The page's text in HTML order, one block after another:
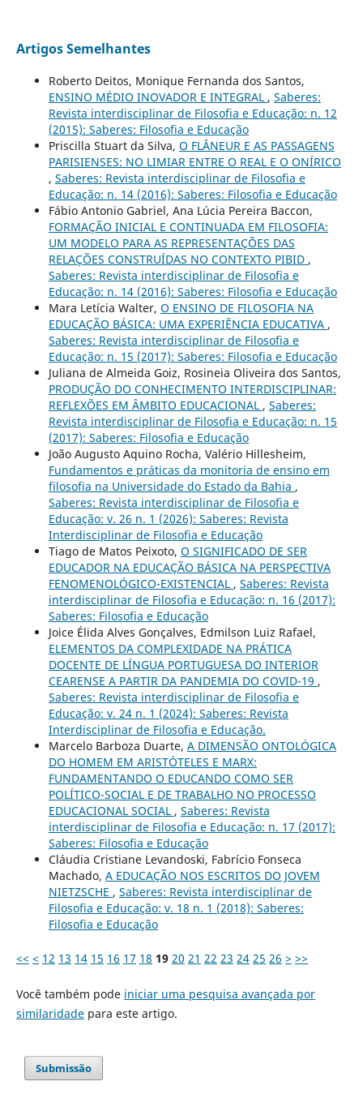
Artigos Semelhantes
Roberto Deitos, Monique Fernanda dos Santos,
ENSINO MÉDIO INOVADOR E INTEGRAL , Saberes:
Revista interdisciplinar de Filosofia e Educação: n. 12
(2015): Saberes: Filosofia e Educação
Priscilla Stuart da Silva, O FLÂNEUR E AS PASSAGENS
PARISIENSES: NO LIMIAR ENTRE O REAL E O ONÍRICO
, Saberes: Revista interdisciplinar de Filosofia e
Educação: n. 14 (2016): Saberes: Filosofia e Educação
Fábio Antonio Gabriel, Ana Lúcia Pereira Baccon,
FORMAÇÃO INICIAL E CONTINUADA EM FILOSOFIA:
UM MODELO PARA AS REPRESENTAÇÕES DAS
RELAÇÕES CONSTRUÍDAS NO CONTEXTO PIBID ,
Saberes: Revista interdisciplinar de Filosofia e
Educação: n. 14 (2016): Saberes: Filosofia e Educação
Mara Letícia Walter, O ENSINO DE FILOSOFIA NA
EDUCAÇÃO BÁSICA: UMA EXPERIÊNCIA EDUCATIVA ,
Saberes: Revista interdisciplinar de Filosofia e
Educação: n. 15 (2017): Saberes: Filosofia e Educação
Juliana de Almeida Goiz, Rosineia Oliveira dos Santos,
PRODUÇÃO DO CONHECIMENTO INTERDISCIPLINAR:
REFLEXÕES EM ÂMBITO EDUCACIONAL , Saberes:
Revista interdisciplinar de Filosofia e Educação: n. 15
(2017): Saberes: Filosofia e Educação
João Augusto Aquino Rocha, Valério Hillesheim,
Fundamentos e práticas da monitoria de ensino em
filosofia na Universidade do Estado da Bahia ,
Saberes: Revista interdisciplinar de Filosofia e
Educação: v. 26 n. 1 (2026): Saberes: Revista
Interdisciplinar de Filosofia e Educação
Tiago de Matos Peixoto, O SIGNIFICADO DE SER
EDUCADOR NA EDUCAÇÃO BÁSICA NA PERSPECTIVA
FENOMENOLÓGICO-EXISTENCIAL , Saberes: Revista
interdisciplinar de Filosofia e Educação: n. 16 (2017):
Saberes: Filosofia e Educação
Joice Élida Alves Gonçalves, Edmilson Luiz Rafael,
ELEMENTOS DA COMPLEXIDADE NA PRÁTICA
DOCENTE DE LÍNGUA PORTUGUESA DO INTERIOR
CEARENSE A PARTIR DA PANDEMIA DO COVID-19 ,
Saberes: Revista interdisciplinar de Filosofia e
Educação: v. 24 n. 1 (2024): Saberes: Revista
Interdisciplinar de Filosofia e Educação.
Marcelo Barboza Duarte, A DIMENSÃO ONTOLÓGICA
DO HOMEM EM ARISTÓTELES E MARX:
FUNDAMENTANDO O EDUCANDO COMO SER
POLÍTICO-SOCIAL E DE TRABALHO NO PROCESSO
EDUCACIONAL SOCIAL , Saberes: Revista
interdisciplinar de Filosofia e Educação: n. 17 (2017):
Saberes: Filosofia e Educação
Cláudia Cristiane Levandoski, Fabrício Fonseca
Machado, A EDUCAÇÃO NOS ESCRITOS DO JOVEM
NIETZSCHE , Saberes: Revista interdisciplinar de
Filosofia e Educação: v. 18 n. 1 (2018): Saberes:
Filosofia e Educação
<< < 12 13 14 15 16 17 18 19 20 21 22 23 24 25 26 > >>
Você também pode iniciar uma pesquisa avançada por
similaridadepara este artigo.
Submissão